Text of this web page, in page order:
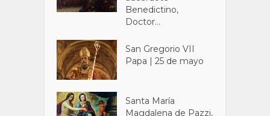
Benedictino,
Doctor...
San Gregorio VII
Papa | 25 de mayo
Santa María
Magdalena de Pazzi,